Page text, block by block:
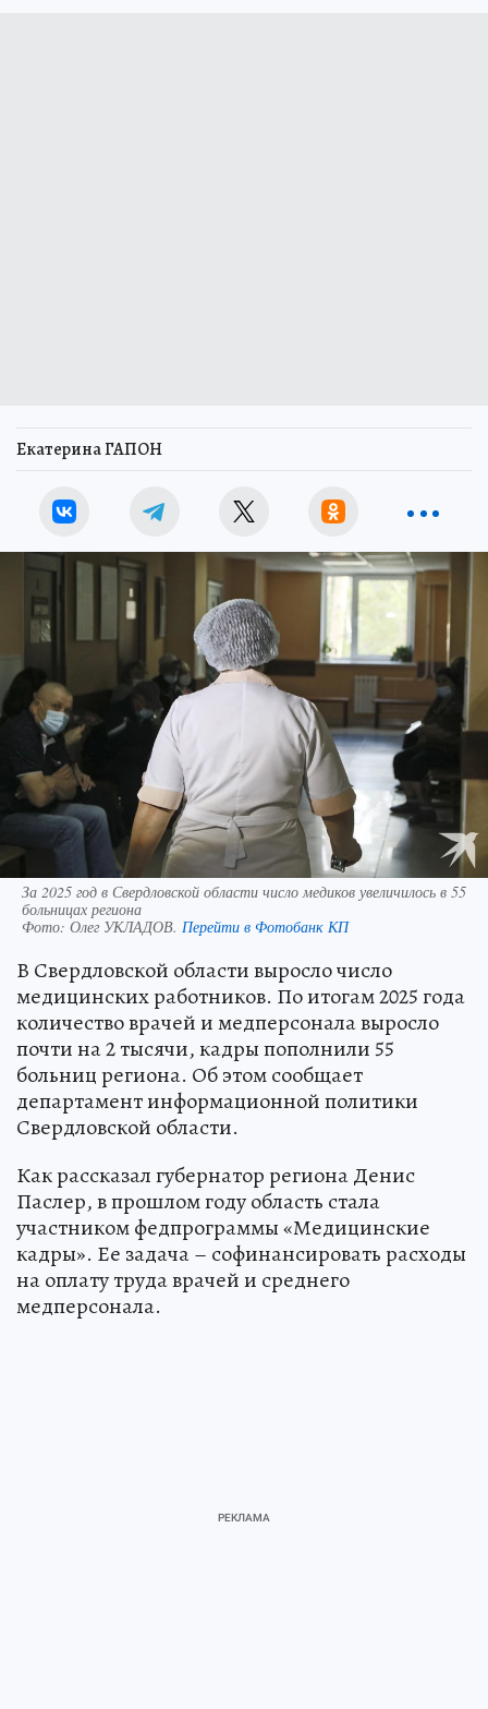
Екатерина ГАПОН
За 2025 год в Свердловской области число медиков увеличилось в 55
больницах региона
Фото: Олег УКЛАДОВ. Перейти в Фотобанк КП
В Свердловской области выросло число
медицинских работников. По итогам 2025 года
количество врачей и медперсонала выросло
почти на 2 тысячи, кадры пополнили 55
больниц региона. Об этом сообщает
департамент информационной политики
Свердловской области.
Как рассказал губернатор региона Денис
Паслер, в прошлом году область стала
участником федпрограммы «Медицинские
кадры». Ее задача – софинансировать расходы
на оплату труда врачей и среднего
медперсонала.